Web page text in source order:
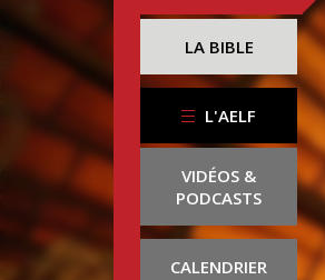
LA BIBLE
L'AELF
VIDÉOS &
PODCASTS
CALENDRIER